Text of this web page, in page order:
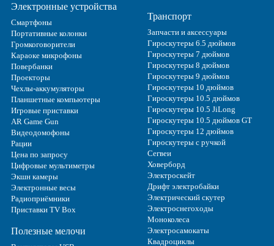
Электронные устройства
Смартфоны
Портативные колонки
Громкоговорители
Караоке микрофоны
Повербанки
Проекторы
Чехлы-аккумуляторы
Планшетные компьютеры
Игровые приставки
AR Game Gun
Видеодомофоны
Рации
Цена по запросу
Цифровые мультиметры
Экшн камеры
Электронные весы
Радиоприёмники
Приставки TV Box
Полезные мелочи
Транспорт
Запчасти и аксессуары
Гироскутеры 6.5 дюймов
Гироскутеры 7 дюймов
Гироскутеры 8 дюймов
Гироскутеры 9 дюймов
Гироскутеры 10 дюймов
Гироскутеры 10.5 дюймов
Гироскутеры 10.5 JiLong
Гироскутеры 10.5 дюймов GT
Гироскутеры 12 дюймов
Гироскутеры с ручкой
Сегвеи
Ховерборд
Электроскейт
Дрифт электробайки
Электрический скутер
Электроснегоходы
Моноколеса
Электросамокаты
Квадроциклы